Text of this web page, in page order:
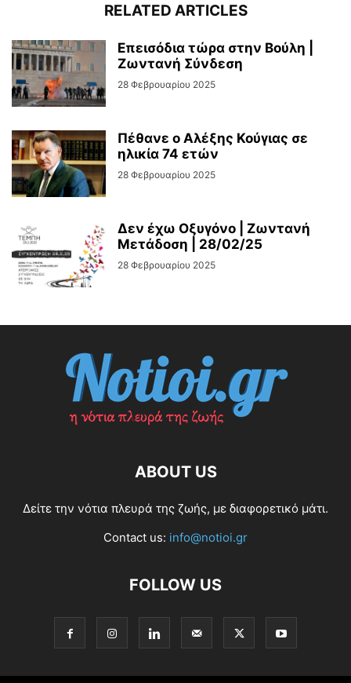
RELATED ARTICLES
Επεισόδια τώρα στην Βούλη |
Ζωντανή Σύνδεση
28 Φεβρουαρίου 2025
Πέθανε ο Αλέξης Κούγιας σε
ηλικία 74 ετών
28 Φεβρουαρίου 2025
Δεν έχω Οξυγόνο | Ζωντανή
Μετάδοση | 28/02/25
28 Φεβρουαρίου 2025
ABOUT US
Δείτε την νότια πλευρά της ζωής, με διαφορετικό μάτι.
Contact us: info@notioi.gr
FOLLOW US